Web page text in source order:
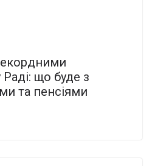
що буде з
та пенсіями